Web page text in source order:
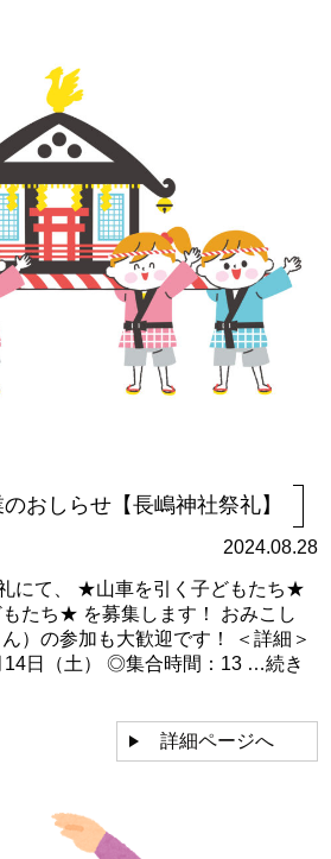
おしらせ【長嶋神社祭礼】
2024.08.28
にて、 ★山車を引く子どもたち★
たち★ を募集します！ おみこし
）の参加も大歓迎です！ ＜詳細＞
日（土） ◎集合時間：13 …続き
詳細ページへ